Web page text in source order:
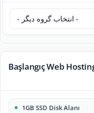
Başlangıç Web
1GB SSD Disk Alanı